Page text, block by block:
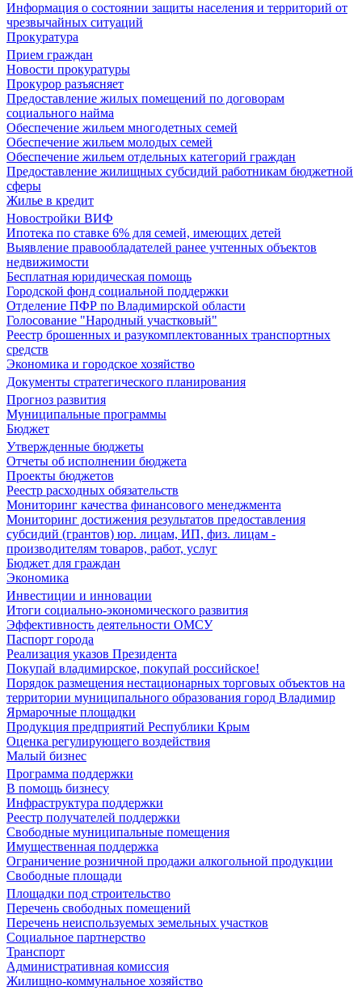
Информация о состоянии защиты населения и территорий от
чрезвычайных ситуаций
Прокуратура
Прием граждан
Новости прокуратуры
Прокурор разъясняет
Предоставление жилых помещений по договорам
социального найма
Обеспечение жильем многодетных семей
Обеспечение жильем молодых семей
Обеспечение жильем отдельных категорий граждан
Предоставление жилищных субсидий работникам бюджетной
сферы
Жилье в кредит
Новостройки ВИФ
Ипотека по ставке 6% для семей, имеющих детей
Выявление правообладателей ранее учтенных объектов
недвижимости
Бесплатная юридическая помощь
Городской фонд социальной поддержки
Отделение ПФР по Владимирской области
Голосование "Народный участковый"
Реестр брошенных и разукомплектованных транспортных
средств
Экономика и городское хозяйство
Документы стратегического планирования
Прогноз развития
Муниципальные программы
Бюджет
Утвержденные бюджеты
Отчеты об исполнении бюджета
Проекты бюджетов
Реестр расходных обязательств
Мониторинг качества финансового менеджмента
Мониторинг достижения результатов предоставления
субсидий (грантов) юр. лицам, ИП, физ. лицам -
производителям товаров, работ, услуг
Бюджет для граждан
Экономика
Инвестиции и инновации
Итоги социально-экономического развития
Эффективность деятельности ОМСУ
Паспорт города
Реализация указов Президента
Покупай владимирское, покупай российское!
Порядок размещения нестационарных торговых объектов на
территории муниципального образования город Владимир
Ярмарочные площадки
Продукция предприятий Республики Крым
Оценка регулирующего воздействия
Малый бизнес
Программа поддержки
В помощь бизнесу
Инфраструктура поддержки
Реестр получателей поддержки
Свободные муниципальные помещения
Имущественная поддержка
Ограничение розничной продажи алкогольной продукции
Свободные площади
Площадки под строительство
Перечень свободных помещений
Перечень неиспользуемых земельных участков
Социальное партнерство
Транспорт
Административная комиссия
Жилищно-коммунальное хозяйство